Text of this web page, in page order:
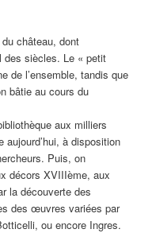
château, dont
des siècles. Le « petit
de l’ensemble, tandis que
bâtie au cours du
aux milliers
aujourd’hui, à disposition
Puis, on
décors XVIIIème, aux
la découverte des
des œuvres variées par
ou encore Ingres.